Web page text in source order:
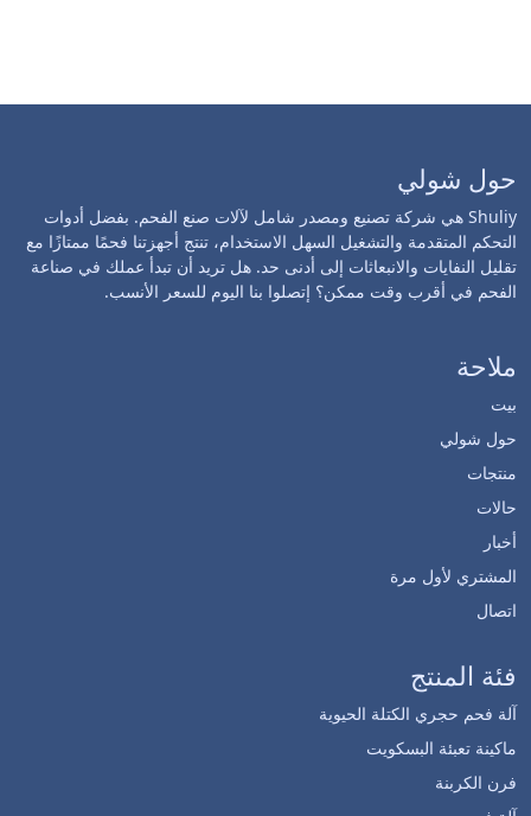
حول شولي
Shuliy هي شركة تصنيع ومصدر شامل لآلات صنع الفحم. بفضل أدوات
التحكم المتقدمة والتشغيل السهل الاستخدام، تنتج أجهزتنا فحمًا ممتازًا مع
تقليل النفايات والانبعاثات إلى أدنى حد. هل تريد أن تبدأ عملك في صناعة
الفحم في أقرب وقت ممكن؟ إتصلوا بنا اليوم للسعر الأنسب.
ملاحة
بيت
حول شولي
منتجات
حالات
أخبار
المشتري لأول مرة
اتصال
فئة المنتج
آلة فحم حجري الكتلة الحيوية
ماكينة تعبئة البسكويت
فرن الكربنة